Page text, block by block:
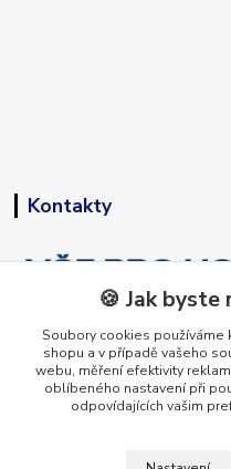
Kontakty
+420 773 794 023
Pondělí-pátek 9-15 hodin
🍪 Jak byste
Soubory cookies používáme
shopu a v případě vašeho
webu, měření efektivity
oblíbeného nastavení při
odpovídajících vašim